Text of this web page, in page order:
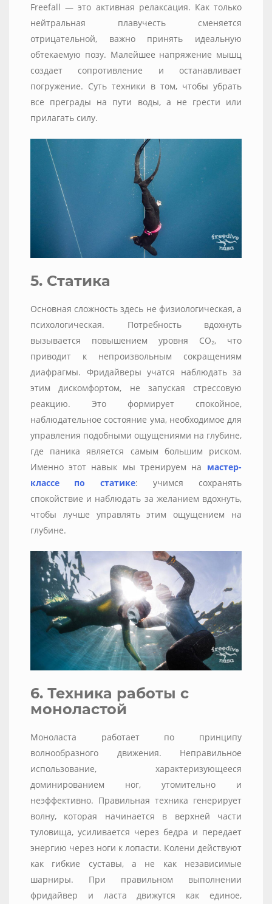
Freefall — это активная релаксация. Как только
нейтральная плавучесть сменяется
отрицательной, важно принять идеальную
обтекаемую позу. Малейшее напряжение мышц
создает сопротивление и останавливает
погружение. Суть техники в том, чтобы убрать
все преграды на пути воды, а не грести или
прилагать силу.
5. Статика
Основная сложность здесь не физиологическая, а
психологическая. Потребность вдохнуть
вызывается повышением уровня CO₂, что
приводит к непроизвольным сокращениям
диафрагмы. Фридайверы учатся наблюдать за
этим дискомфортом, не запуская стрессовую
реакцию. Это формирует спокойное,
наблюдательное состояние ума, необходимое для
управления подобными ощущениями на глубине,
где паника является самым большим риском.
Именно этот навык мы тренируем на мастер-
классе
по статике: учимся сохранять
спокойствие и наблюдать за желанием вдохнуть,
чтобы лучше управлять этим ощущением на
глубине.
6. Техника работы с
моноластой
Моноласта работает по принципу
волнообразного движения. Неправильное
использование, характеризующееся
доминированием ног, утомительно и
неэффективно. Правильная техника генерирует
волну, которая начинается в верхней части
туловища, усиливается через бедра и передает
энергию через ноги к лопасти. Колени действуют
как гибкие суставы, а не как независимые
шарниры. При правильном выполнении
фридайвер и ласта движутся как единое,